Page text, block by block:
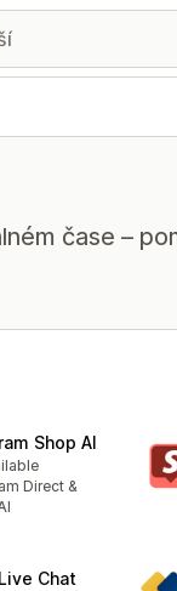
čase –
Shop AI
Direct &
Chat